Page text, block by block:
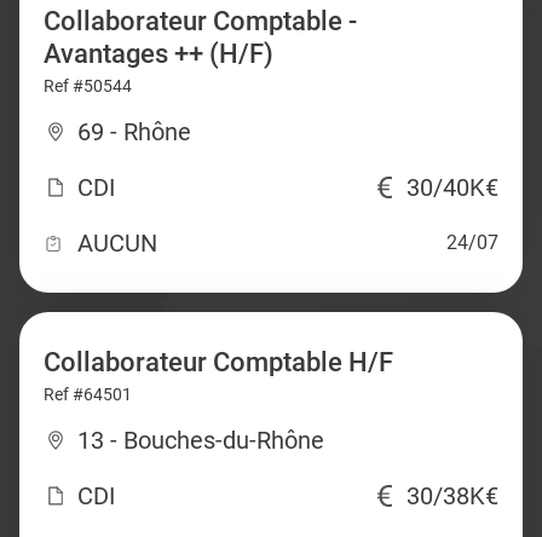
Collaborateur Comptable -
Avantages ++ (H/F)
Ref #50544
69 - Rhône
CDI
30/40K€
AUCUN
24/07
Collaborateur Comptable H/F
Ref #64501
13 - Bouches-du-Rhône
CDI
30/38K€